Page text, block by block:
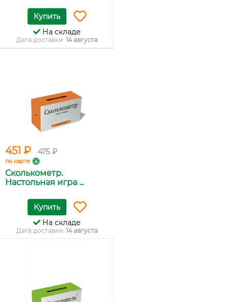
Купить
На складе
Дата доставки: 14 августа
451 ₽ 475 ₽
по карте
Сколькометр.
Настольная игра ...
Купить
На складе
Дата доставки: 14 августа